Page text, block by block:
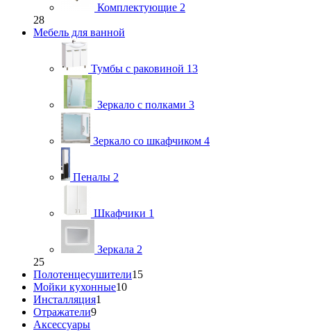
Комплектующие 2
28
Мебель для ванной
Тумбы с раковиной 13
Зеркало с полками 3
Зеркало со шкафчиком 4
Пеналы 2
Шкафчики 1
Зеркала 2
25
Полотенцесушители15
Мойки кухонные10
Инсталляция1
Отражатели9
Аксессуары